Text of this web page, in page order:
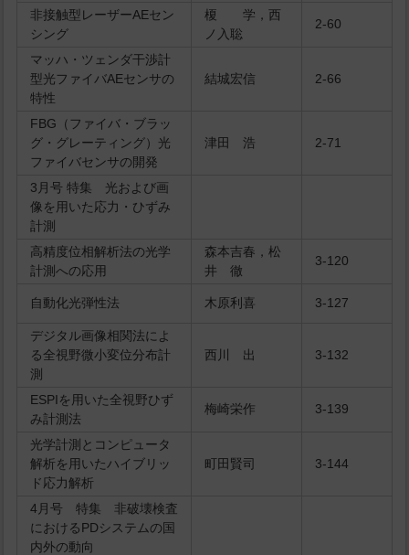
非接触型レーザーAEセン
シング
榎 学，西
ノ入聡
2-60
マッハ・ツェンダ干渉計
型光ファイバAEセンサの
特性
結城宏信 2-66
FBG（ファイバ・ブラッ
グ・グレーティング）光
ファイバセンサの開発
津田 浩 2-71
3月号 特集 光および画
像を用いた応力・ひずみ
計測
高精度位相解析法の光学
計測への応用
森本吉春，松
井 徹
3-120
自動化光弾性法 木原利喜 3-127
デジタル画像相関法によ
る全視野微小変位分布計
測
西川 出 3-132
ESPIを用いた全視野ひず
み計測法
梅崎栄作 3-139
光学計測とコンピュータ
解析を用いたハイブリッ
ド応力解析
町田賢司 3-144
4月号 特集 非破壊検査
におけるPDシステムの国
内外の動向